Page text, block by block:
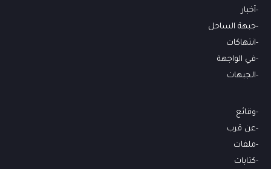
أخبار
جبهة الساحل
انتهاكات
في الواجهة
الجبهات
وقائع
عن قرب
ملفات
كتابات